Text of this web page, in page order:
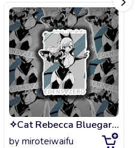
✧Cat Rebecca Bluegarden (Neko) (Edens Zero)✧
by miroteiwaifu